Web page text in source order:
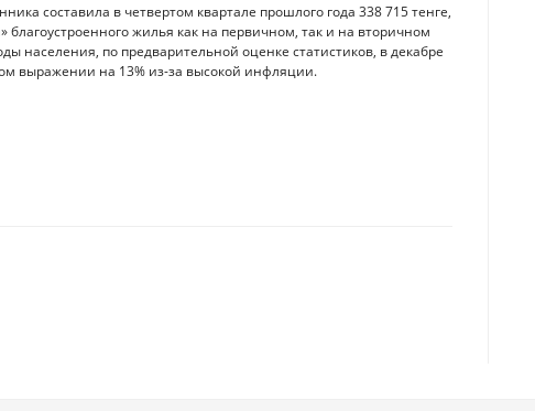
составила в четвертом квартале прошлого года 338 715 тенге,
благоустроенного жилья как на первичном, так и на вторичном
по предварительной оценке статистиков, в декабре
выражении на 13% из-за высокой инфляции.
развивающихся стран
назвали казахстанские эксперты